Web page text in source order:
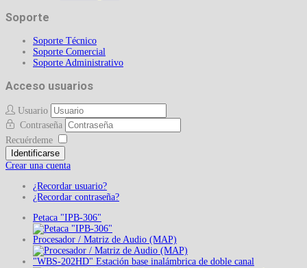
Soporte
Soporte Técnico
Soporte Comercial
Soporte Administrativo
Acceso usuarios
Usuario
Contraseña
Recuérdeme
Identificarse
Crear una cuenta
¿Recordar usuario?
¿Recordar contraseña?
Petaca "IPB-306"
Procesador / Matriz de Audio (MAP)
"WBS-202HD" Estación base inalámbrica de doble canal